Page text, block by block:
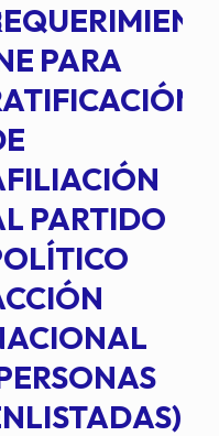
PARA
PARTIDO